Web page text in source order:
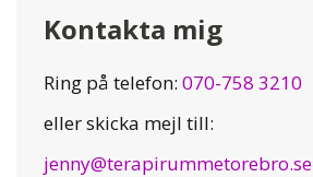
Kontakta mig
Ring på telefon: 070-758 3210
eller skicka mejl till:
jenny@terapirummetorebro.se